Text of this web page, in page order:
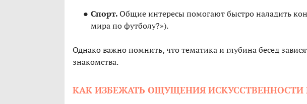
Спорт.Общие интересы помогают быстро наладить
мира по футболу?»).
Однако важно помнить, что тематика и глубина бесед
знакомства.
КАК ИЗБЕЖАТЬ ОЩУЩЕНИЯ